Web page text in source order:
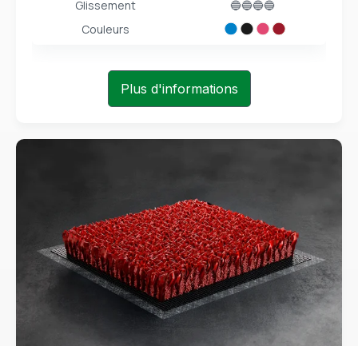
Glissement
🔵🔵🔵🔵
Couleurs
Plus d'informations